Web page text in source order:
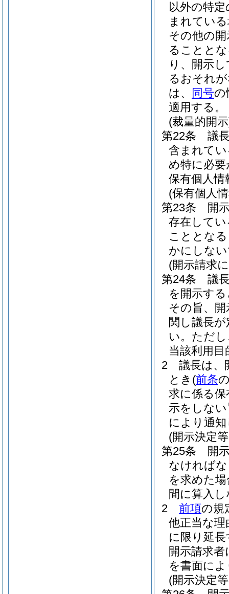
以外の特
まれてい
その他の
ることと
り、開示
るおそれ
は、
同号の
適用する。
(裁量的開
第22条
議
含まれて
め特に必
保有個人
(保有個人
第23条
開
存在して
こととな
かにしな
(開示請求
第24条
議
を開示す
その旨、
関し議長
い。 ただ
当該利用
2
議長は、
とき (前条
求に係る
示をしな
により通
(開示決定
第25条
開
なければ
を求めた
間に算入
2
前項の規
他正当な
に限り延
開示請求
を書面に
(開示決定